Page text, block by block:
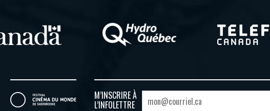
M’INSCRIRE À
L’INFOLETTRE